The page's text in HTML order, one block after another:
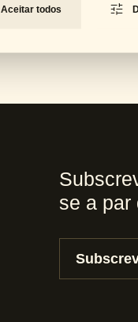
Loft
se a
Aceitar todos